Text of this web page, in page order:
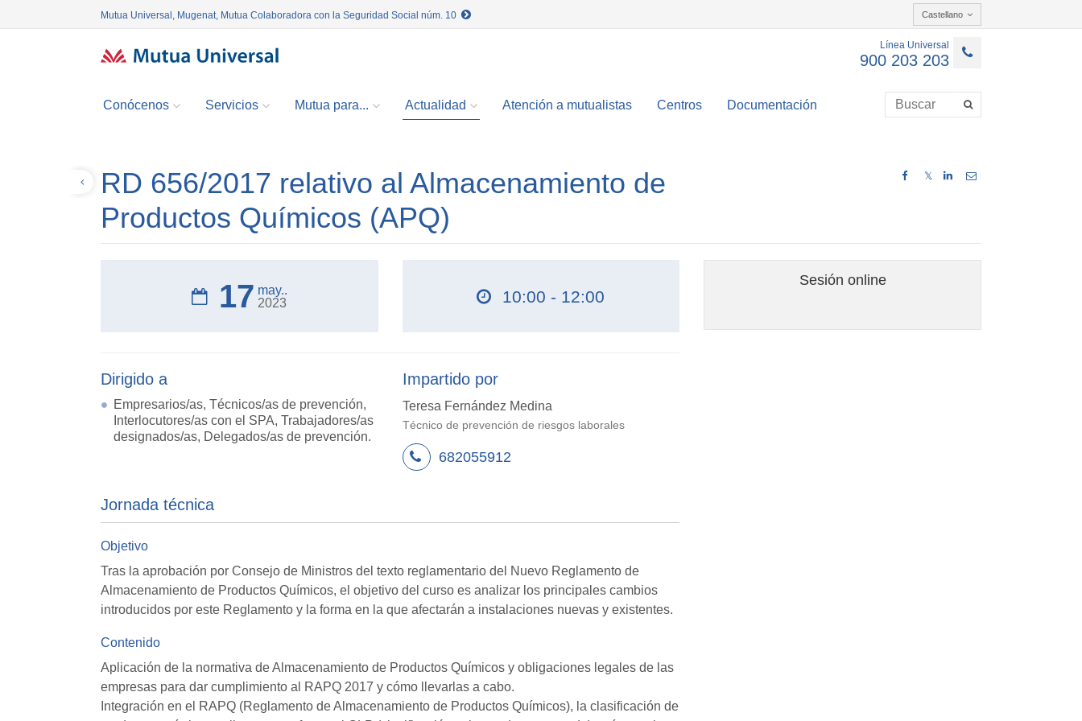
Mutua Universal, Mugenat, Mutua Colaboradora con la Seguridad Social núm. 10 Castellano
Línea Universal
900 203 203
Conócenos Servicios Mutua para... Actualidad Atención a mutualistas Centros Documentación
𝕏
RD 656/2017 relativo al Almacenamiento de
Productos Químicos (APQ)
17 may..
2023
10:00 - 12:00
Dirigido a
Empresarios/as, Técnicos/as de prevención,
Interlocutores/as con el SPA, Trabajadores/as
designados/as, Delegados/as de prevención.
Impartido por
Teresa Fernández Medina
Técnico de prevención de riesgos laborales
682055912
Jornada técnica
Objetivo
Tras la aprobación por Consejo de Ministros del texto reglamentario del Nuevo Reglamento de
Almacenamiento de Productos Químicos, el objetivo del curso es analizar los principales cambios
introducidos por este Reglamento y la forma en la que afectarán a instalaciones nuevas y existentes.
Contenido
Aplicación de la normativa de Almacenamiento de Productos Químicos y obligaciones legales de las
empresas para dar cumplimiento al RAPQ 2017 y cómo llevarlas a cabo.
Integración en el RAPQ (Reglamento de Almacenamiento de Productos Químicos), la clasificación de
Sesión online